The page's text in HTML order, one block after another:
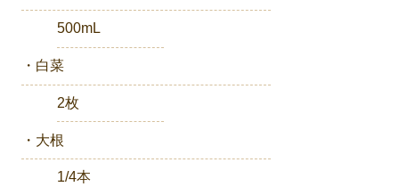
500mL
・白菜
2枚
・大根
1/4本